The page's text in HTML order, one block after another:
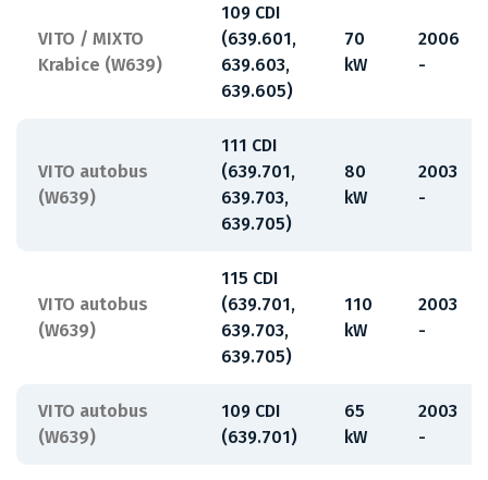
VITO / MIXTO
Krabice (W639)
109 CDI
(639.601,
639.603,
639.605)
70
kW
2006
-
VITO autobus
(W639)
111 CDI
(639.701,
639.703,
639.705)
80
kW
2003
-
VITO autobus
(W639)
115 CDI
(639.701,
639.703,
639.705)
110
kW
2003
-
VITO autobus
(W639)
109 CDI
(639.701)
65
kW
2003
-